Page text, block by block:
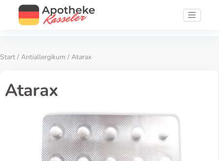
Start / Antiallergikum / Atarax
Atarax